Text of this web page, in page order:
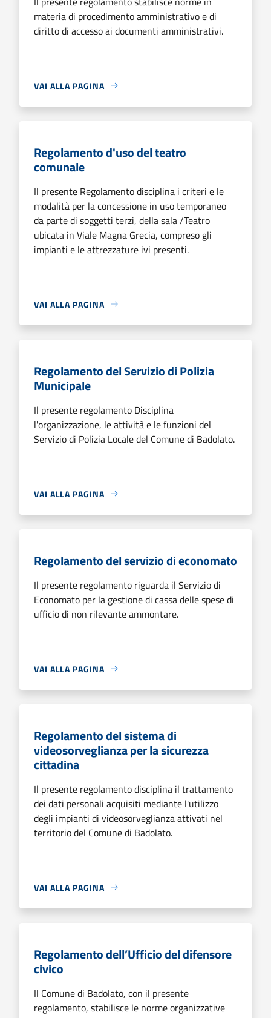
materia di procedimento amministrativo e di
diritto di accesso ai documenti amministrativi.
VAI ALLA PAGINA
Regolamento d'uso del teatro
comunale
Il presente Regolamento disciplina i criteri e le
modalità per la concessione in uso temporaneo
da parte di soggetti terzi, della sala /Teatro
ubicata in Viale Magna Grecia, compreso gli
impianti e le attrezzature ivi presenti.
VAI ALLA PAGINA
Regolamento del Servizio di Polizia
Municipale
Il presente regolamento Disciplina
l'organizzazione, le attività e le funzioni del
Servizio di Polizia Locale del Comune di Badolato.
VAI ALLA PAGINA
Regolamento del servizio di economato
Il presente regolamento riguarda il Servizio di
Economato per la gestione di cassa delle spese di
ufficio di non rilevante ammontare.
VAI ALLA PAGINA
Regolamento del sistema di
videosorveglianza per la sicurezza
cittadina
Il presente regolamento disciplina il trattamento
dei dati personali acquisiti mediante l'utilizzo
degli impianti di videosorveglianza attivati nel
territorio del Comune di Badolato.
VAI ALLA PAGINA
Regolamento dell’Ufficio del difensore
civico
Il Comune di Badolato, con il presente
regolamento, stabilisce le norme organizzative